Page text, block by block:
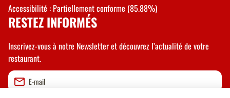
Accessibilité : Partiellement conforme (85.88%)
RESTEZ INFORMÉS
Inscrivez-vous à notre Newsletter et découvrez l’actualité de votre
restaurant.